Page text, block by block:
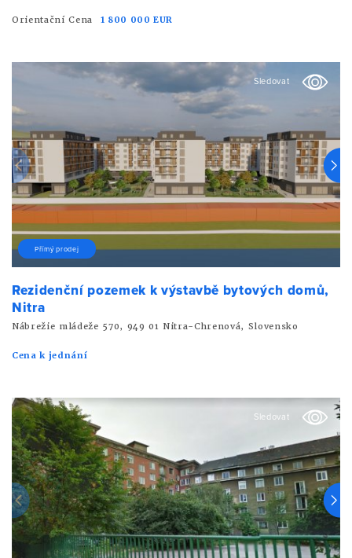
Orientační Cena 1 800 000 EUR
Sledovat
Přímý prodej
Rezidenční pozemek k výstavbě bytových domů,
Nitra
Nábrežie mládeže 570, 949 01 Nitra-Chrenová, Slovensko
Cena k jednání
Sledovat